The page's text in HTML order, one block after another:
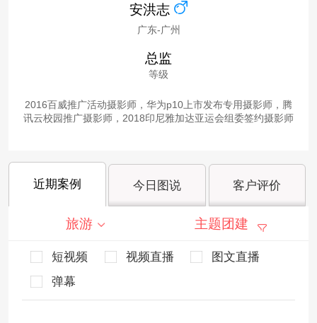
安洪志
广东-广州
总监
等级
2016百威推广活动摄影师，华为p10上市发布专用摄影师，腾
讯云校园推广摄影师，2018印尼雅加达亚运会组委签约摄影师
近期案例 今日图说 客户评价
旅游 主题团建
短视频 视频直播
图文直播
弹幕